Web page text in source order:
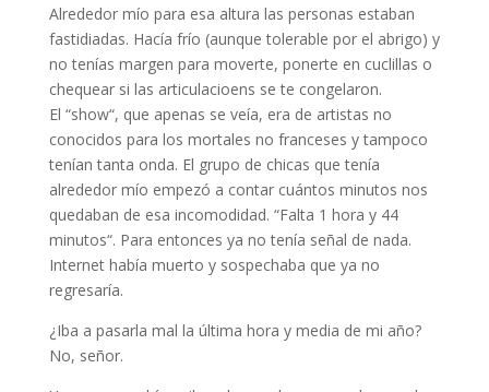
Alrededor mío para esa altura las personas estaban
fastidiadas. Hacía frío (aunque tolerable por el abrigo) y
no tenías margen para moverte, ponerte en cuclillas o
chequear si las articulacioens se te congelaron.
El “show“, que apenas se veía, era de artistas no
conocidos para los mortales no franceses y tampoco
tenían tanta onda. El grupo de chicas que tenía
alrededor mío empezó a contar cuántos minutos nos
quedaban de esa incomodidad. “Falta 1 hora y 44
minutos“. Para entonces ya no tenía señal de nada.
Internet había muerto y sospechaba que ya no
regresaría.
¿Iba a pasarla mal la última hora y media de mi año?
No, señor.